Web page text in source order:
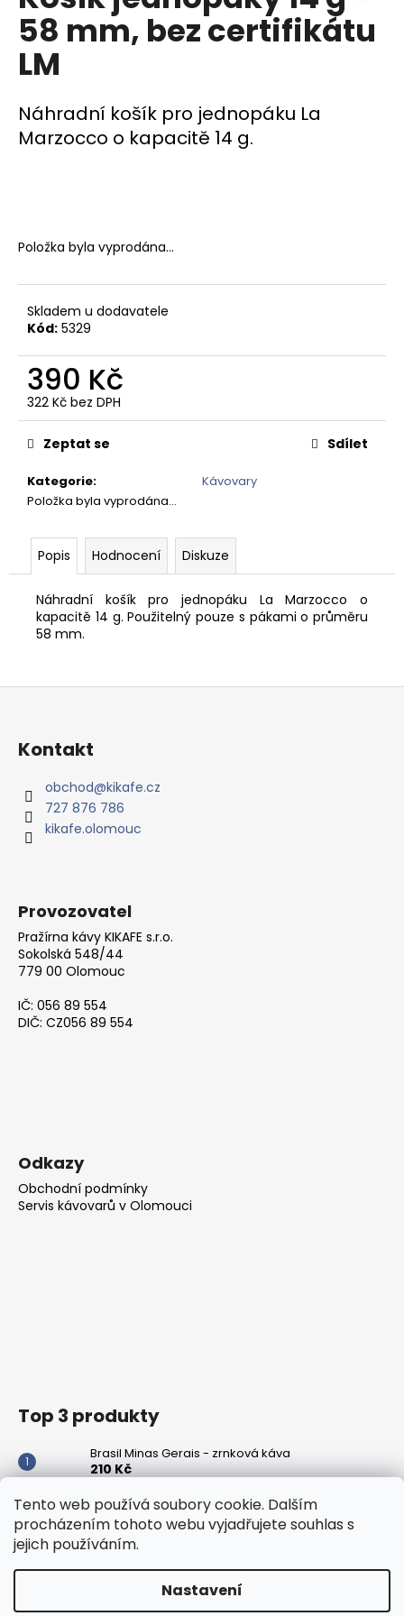
Tento web používá soubory cookie. Dalším
procházením tohoto webu vyjadřujete souhlas s
jejich používáním.
Nastavení
0,0
z
5
hvězdiček.
58 mm, bez certifikátu
LM
Náhradní košík pro jednopáku La
Marzocco o kapacitě 14 g.
Položka byla vyprodána…
Skladem u dodavatele
Kód: 5329
390 Kč
322 Kč bez DPH
Měrná
cena:
Kategorie:
Kávovary
Položka byla vyprodána…
Zeptat se Sdílet
Popis Hodnocení Diskuze
Náhradní košík pro jednopáku La Marzocco o
kapacitě 14 g. Použitelný pouze s pákami o průměru
58 mm.
a
j
í
?
D
o
p
u
č
u
m
e
PANAMA
BOQUETE
ZRNKOVÁ
KÁVA
420
Z
Kontakt
obchod@kikafe.cz
727 876 786
kikafe.olomouc
Provozovatel
Pražírna kávy KIKAFE s.r.o.
Sokolská 548/44
779 00 Olomouc
IČ: 056 89 554
DIČ: CZ056 89 554
Odkazy
Obchodní podmínky
Servis kávovarů v Olomouci
Top 3 produkty
Brasil Minas Gerais - zrnková káva
210 Kč
Peru Cajamarca - zrnková káva
348 Kč
Panama Boquete - zrnková káva